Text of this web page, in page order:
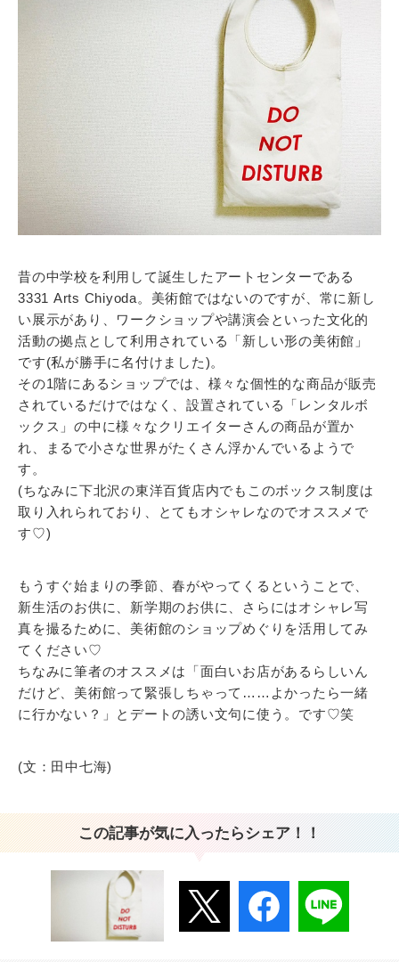
昔の中学校を利用して誕生したアートセンターである
3331 Arts Chiyoda。美術館ではないのですが、常に新し
い展示があり、ワークショップや講演会といった文化的
活動の拠点として利用されている「新しい形の美術館」
です(私が勝手に名付けました)。
その1階にあるショップでは、様々な個性的な商品が販売
されているだけではなく、設置されている「レンタルボ
ックス」の中に様々なクリエイターさんの商品が置か
れ、まるで小さな世界がたくさん浮かんでいるようで
す。
(ちなみに下北沢の東洋百貨店内でもこのボックス制度は
取り入れられており、とてもオシャレなのでオススメで
す♡)
もうすぐ始まりの季節、春がやってくるということで、
新生活のお供に、新学期のお供に、さらにはオシャレ写
真を撮るために、美術館のショップめぐりを活用してみ
てください♡
ちなみに筆者のオススメは「面白いお店があるらしいん
だけど、美術館って緊張しちゃって……よかったら一緒
に行かない？」とデートの誘い文句に使う。です♡笑
(文：田中七海)
この記事が気に入ったらシェア！！